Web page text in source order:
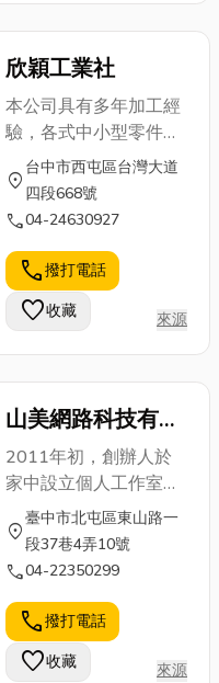
糕鍋、120分烤肉串、
皇冠炸雞 做雞，我們
是認真的！！
欣穎工業社
本公司具有多年加工經
驗，各式中小型零件皆
可製作，其良率在配合
過的廠商裡也是高評價
的。 加工的機具目前
床，CNC車床等。 歡
迎來電詢問與長期配
合。
location_on
台中市西屯區台灣大道
四段668號
call04-24630927
call撥打電話
favorite收藏 來源
山美網路科技有限
公司
2011年初，創辦人於
家中設立個人工作室，
開始為客戶設計網站的
業務，此為山美的前
身。 [理念] 以人為本，
學素養的提升，並不斷
精進程式技術，發揮七
年級網路世代應有的創
location_on
臺中市北屯區東山路一
段37巷4弄10號
call04-22350299
call撥打電話
favorite收藏 來源